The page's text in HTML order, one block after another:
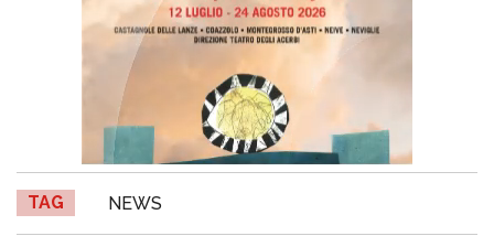
TAG NEWS